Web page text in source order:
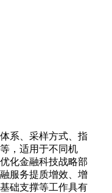
系、采样方式、指
，适用于不同机
化金融科技战略部
服务提质增效、增
础支撑等工作具有